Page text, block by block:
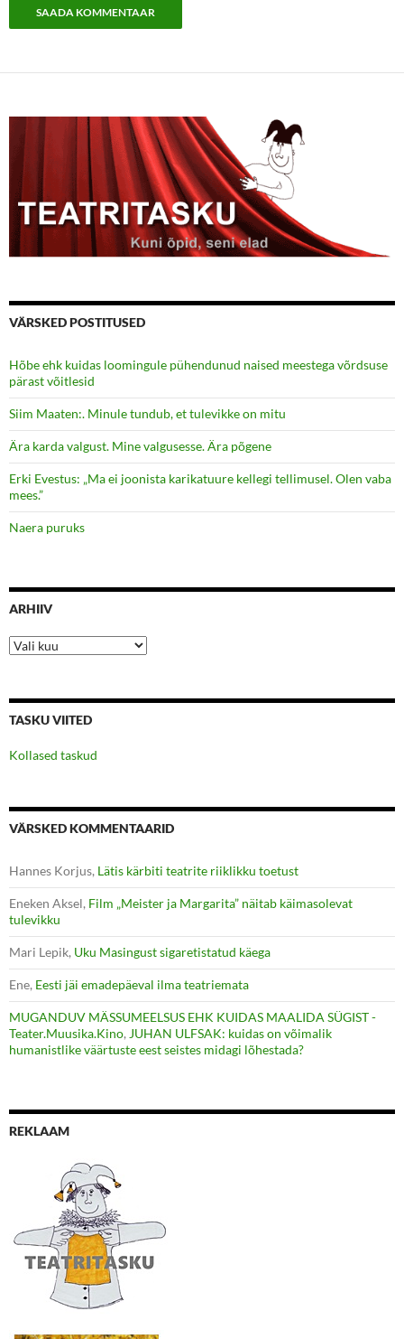
VÄRSKED POSTITUSED
Hõbe ehk kuidas loomingule pühendunud naised meestega võrdsuse
pärast võitlesid
Siim Maaten:. Minule tundub, et tulevikke on mitu
Ära karda valgust. Mine valgusesse. Ära põgene
Erki Evestus: „Ma ei joonista karikatuure kellegi tellimusel. Olen vaba
mees.”
Naera puruks
ARHIIV
Arhiiv
TASKU VIITED
Kollased taskud
VÄRSKED KOMMENTAARID
Hannes Korjus, Lätis kärbiti teatrite riiklikku toetust
Eneken Aksel, Film „Meister ja Margarita” näitab käimasolevat
tulevikku
Mari Lepik, Uku Masingust sigaretistatud käega
Ene, Eesti jäi emadepäeval ilma teatriemata
MUGANDUV MÄSSUMEELSUS EHK KUIDAS MAALIDA SÜGIST -
Teater.Muusika.Kino, JUHAN ULFSAK: kuidas on võimalik
humanistlike väärtuste eest seistes midagi lõhestada?
REKLAAM